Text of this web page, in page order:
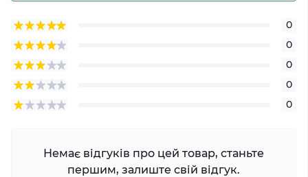
0
0
0
0
0
Немає відгуків про цей товар, станьте
першим, залиште свій відгук.